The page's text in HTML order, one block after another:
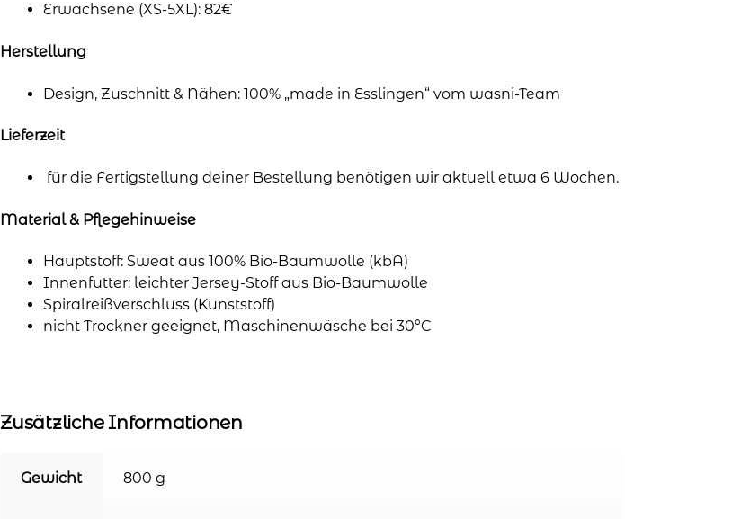
Erwachsene (XS-5XL): 82€
Herstellung
Design, Zuschnitt & Nähen: 100% „made in Esslingen“ vom wasni-Team
Lieferzeit
für die Fertigstellung deiner Bestellung benötigen wir aktuell etwa 6 Wochen.
Material & Pflegehinweise
Hauptstoff: Sweat aus 100% Bio-Baumwolle (kbA)
Innenfutter: leichter Jersey-Stoff aus Bio-Baumwolle
Spiralreißverschluss (Kunststoff)
nicht Trockner geeignet, Maschinenwäsche bei 30°C
Zusätzliche Informationen
Gewicht 800 g